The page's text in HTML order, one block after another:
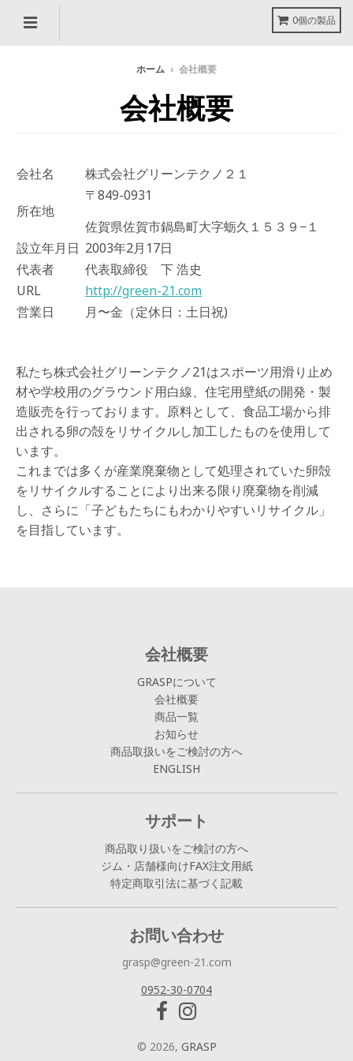
0個の製品
ホーム › 会社概要
会社概要
会社名 株式会社グリーンテクノ２１
所在地
〒849-0931
佐賀県佐賀市鍋島町大字蛎久１５３９−１
設立年月日 2003年2月17日
代表者
代表取締役 下 浩史
URL
http://green-21.com
営業日
月〜金（定休日：土日祝)
私たち株式会社グリーンテクノ21はスポーツ用滑り止め
材や学校用のグラウンド用白線、住宅用壁紙の開発・製
造販売を行っております。原料として、食品工場から排
出される卵の殻をリサイクルし加工したものを使用して
います。
これまでは多くが産業廃棄物として処理されていた卵殻
をリサイクルすることにより出来る限り廃棄物を削減
し、さらに「子どもたちにもわかりやすいリサイクル」
を目指しています。
会社概要
GRASPについて
会社概要
商品一覧
お知らせ
商品取扱いをご検討の方へ
ENGLISH
サポート
商品取り扱いをご検討の方へ
ジム・店舗様向けFAX注文用紙
特定商取引法に基づく記載
お問い合わせ
grasp@green-21.com
0952-30-0704
© 2026, GRASP